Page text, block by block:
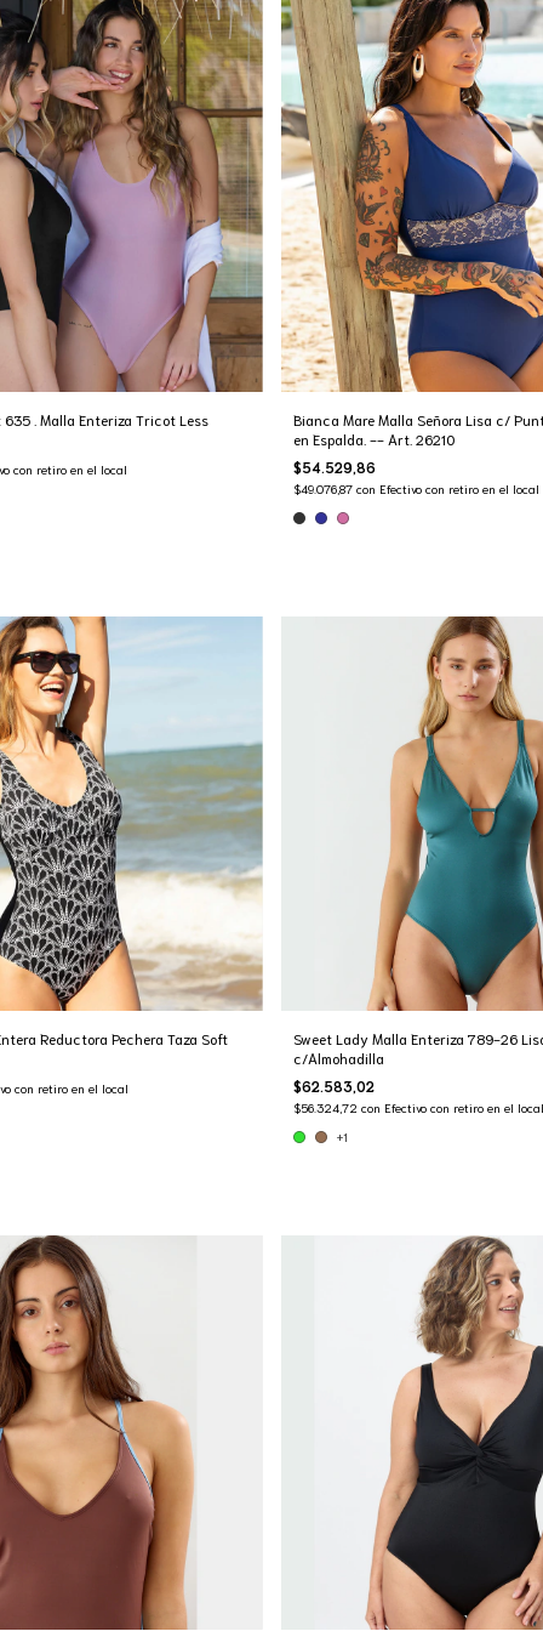
. Malla Enteriza Tricot Less
con retiro en el local
Bianca Mare Malla Señora Lisa c/
en Espalda. -- Art. 26210
$54.529,86
$49.076,87 con Efectivo con retiro en el local
Reductora Pechera Taza Soft
con retiro en el local
Sweet Lady Malla Enteriza 789-26
c/Almohadilla
$62.583,02
$56.324,72 con Efectivo con retiro en el local
+1